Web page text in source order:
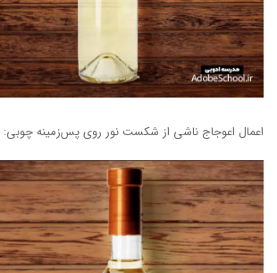
اعمال اعوجاج ناشی از شکست نور روی پس‌زمینه چوبی: